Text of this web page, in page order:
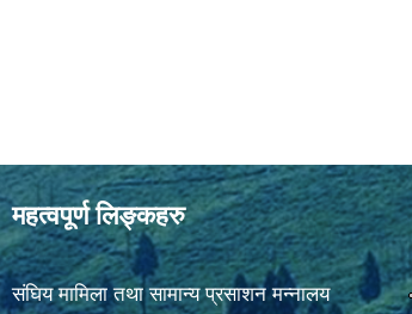
महत्वपूर्ण लिङ्कहरु
संघिय मामिला तथा सामान्य प्रसाशन मन्नालय